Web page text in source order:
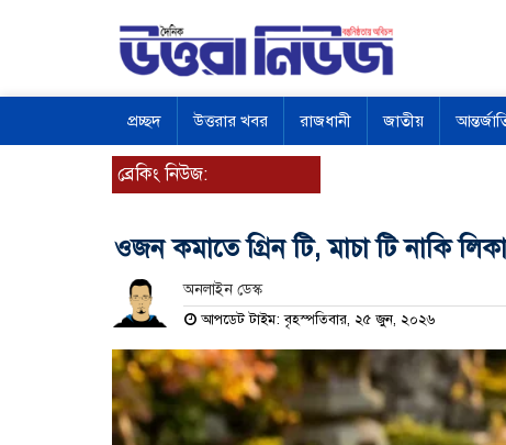
প্রচ্ছদ উত্তরার খবর রাজধানী জাতীয়
ব্রেকিং নিউজ:
ওজন কমাতে গ্রিন টি, মাচা টি নাকি
অনলাইন ডেস্ক
আপডেট টাইম: বৃহস্পতিবার, ২৫ জুন, ২০২৬